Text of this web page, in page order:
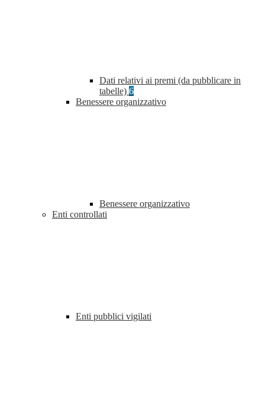
Dati relativi ai premi (da pubblicare in
tabelle) 6
Benessere organizzativo
Benessere organizzativo
Enti controllati
Enti pubblici vigilati